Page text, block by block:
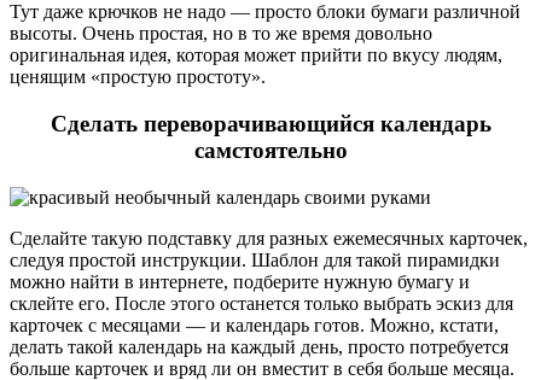
Тут даже крючков не надо — просто блоки бумаги различной
высоты. Очень простая, но в то же время довольно
оригинальная идея, которая может прийти по вкусу людям,
ценящим «простую простоту».
Сделать переворачивающийся календарь
самстоятельно
Сделайте такую подставку для разных ежемесячных карточек,
следуя простой инструкции. Шаблон для такой пирамидки
можно найти в интернете, подберите нужную бумагу и
склейте его. После этого останется только выбрать эскиз для
карточек с месяцами — и календарь готов. Можно, кстати,
делать такой календарь на каждый день, просто потребуется
больше карточек и вряд ли он вместит в себя больше месяца.